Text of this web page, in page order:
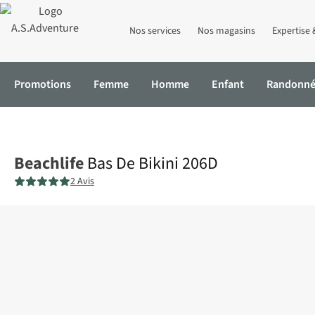
Nos services Nos magasins Expertise
Promotions Femme Homme Enfant
Beachlife Bas De Bikini 206D
2 Avis